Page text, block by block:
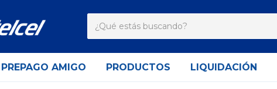
PREPAGO AMIGO PRODUCTOS LIQUIDACIÓN